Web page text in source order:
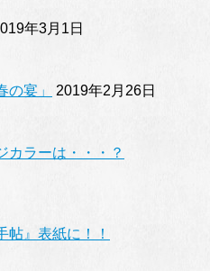
年3月1日
宴」 2019年2月26日
ラーは・・・？
』表紙に！！